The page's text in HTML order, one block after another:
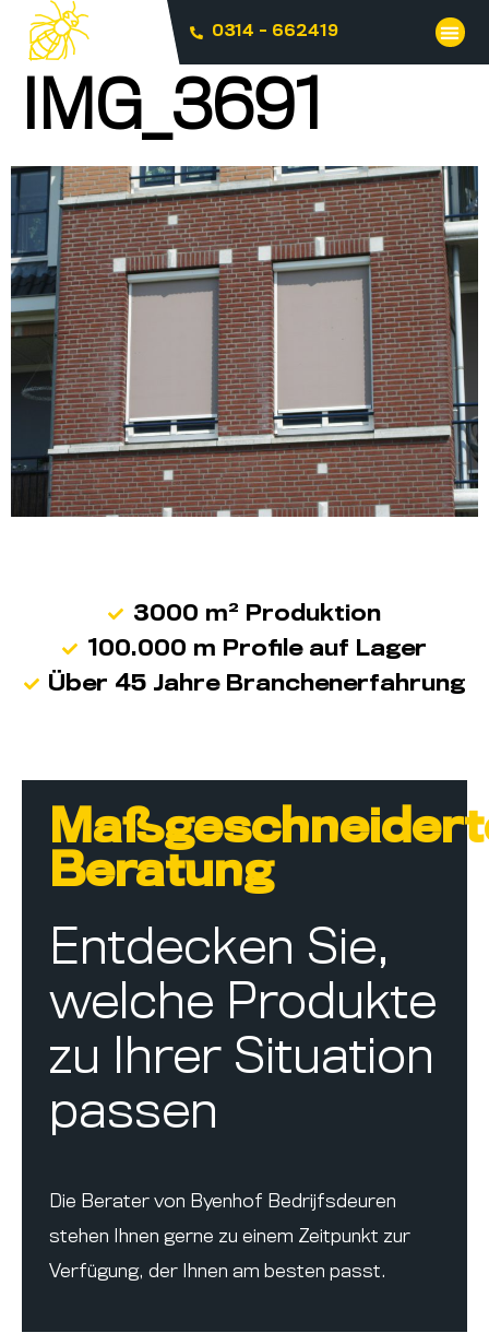
0314 - 662419
IMG_3691
3000 m² Produktion
100.000 m Profile auf Lager
Über 45 Jahre Branchenerfahrung
Beratung
Entdecken Sie,
welche Produkte
zu Ihrer Situation
passen
Die Berater von Byenhof Bedrijfsdeuren
stehen Ihnen gerne zu einem Zeitpunkt zur
Verfügung, der Ihnen am besten passt.